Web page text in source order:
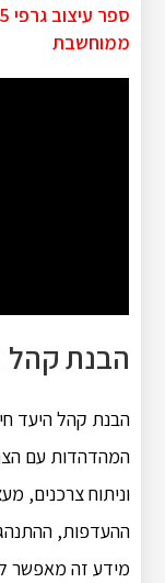
ממוחשבת
הבנת קהל
הבנת קהל היעד
המהדהדות עם
וניתוח צרכנים,
ההעדפות,
מידע זה מאפשר